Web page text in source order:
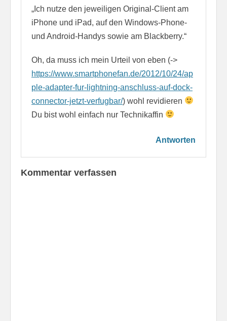
„Ich nutze den jeweiligen Original-Client am
iPhone und iPad, auf den Windows-Phone-
und Android-Handys sowie am Blackberry.“
Oh, da muss ich mein Urteil von eben (->
https://www.smartphonefan.de/2012/10/24/ap
ple-adapter-fur-lightning-anschluss-auf-dock-
connector-jetzt-verfugbar/) wohl revidieren
Du bist wohl einfach nur Technikaffin
Antworten
Kommentar verfassen